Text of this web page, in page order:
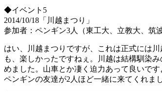
◆イベント5
2014/10/18「川越まつり」
参加者：ペンギン3人（東工大、立教大、筑波
はい、川越まつりですが、これは正式には
も、楽しかったですねぇ。川越は結構馴染
めました。山車とか凄く迫力あって良いです
ペンギンの友達が2人ほど一緒に来てくれま